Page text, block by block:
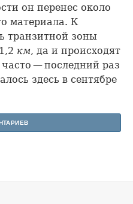
он перенес около
материала. К
транзитной зоны
км, да и происходят
— последний раз
здесь в сентябре